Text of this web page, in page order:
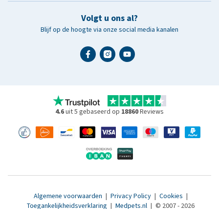
Volgt u ons al?
Blijf op de hoogte via onze social media kanalen
4.6uit 5 gebaseerd op 18860Reviews
Algemene voorwaarden | Privacy Policy | Cookies |
Toegankelijkheidsverklaring | Medpets.nl | © 2007 - 2026